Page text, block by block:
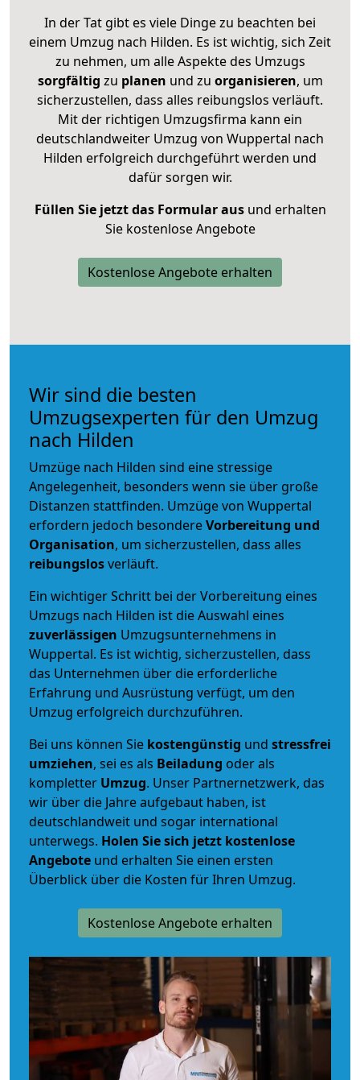
In der Tat gibt es viele Dinge zu beachten bei
einem Umzug nach Hilden. Es ist wichtig, sich Zeit
zu nehmen, um alle Aspekte des Umzugs
sorgfältig zu planen und zu organisieren, um
sicherzustellen, dass alles reibungslos verläuft.
Mit der richtigen Umzugsfirma kann ein
deutschlandweiter Umzug von Wuppertal nach
Hilden erfolgreich durchgeführt werden und
dafür sorgen wir.
Füllen Sie jetzt das Formular ausund erhalten
Sie kostenlose Angebote
Kostenlose Angebote erhalten
Wir sind die besten
Umzugsexperten für den Umzug
nach Hilden
Umzüge nach Hilden sind eine stressige
Angelegenheit, besonders wenn sie über große
Distanzen stattfinden. Umzüge von Wuppertal
erfordern jedoch besondereVorbereitung und
Organisation, um sicherzustellen, dass alles
reibungslosverläuft.
Ein wichtiger Schritt bei der Vorbereitung eines
Umzugs nach Hilden ist die Auswahl eines
zuverlässigen Umzugsunternehmens in
Wuppertal. Es ist wichtig, sicherzustellen, dass
das Unternehmen über die erforderliche
Erfahrung und Ausrüstung verfügt, um den
Umzug erfolgreich durchzuführen.
Bei uns können Sie kostengünstig und stressfrei
umziehen, sei es als Beiladung oder als
kompletter Umzug. Unser Partnernetzwerk, das
wir über die Jahre aufgebaut haben, ist
deutschlandweit und sogar international
unterwegs. Holen Sie sich jetzt kostenlose
Angebote und erhalten Sie einen ersten
Überblick über die Kosten für Ihren Umzug.
Kostenlose Angebote erhalten